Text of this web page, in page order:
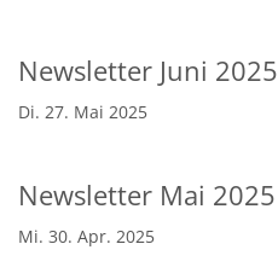
Newsletter Juni 2025
Di. 27. Mai 2025
Newsletter Mai 2025
Mi. 30. Apr. 2025